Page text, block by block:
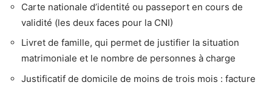
Carte nationale d’identité ou passeport en cours de
validité (les deux faces pour la CNI)
Livret de famille, qui permet de justifier la situation
matrimoniale et le nombre de personnes à charge
Justificatif de domicile de moins de trois mois : facture